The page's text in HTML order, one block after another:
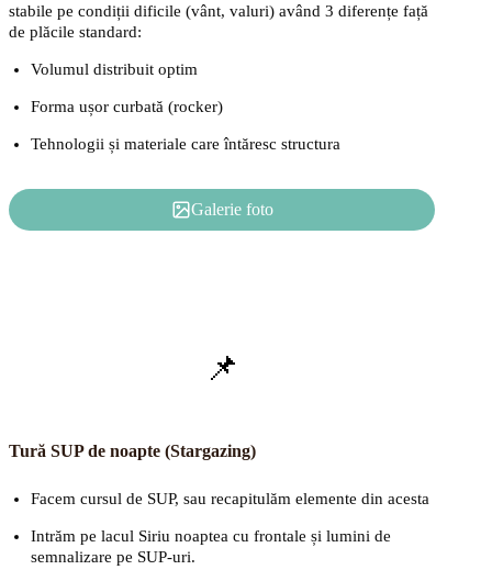
stabile pe condiții dificile (vânt, valuri) având 3 diferențe față
de plăcile standard:
Volumul distribuit optim
Forma ușor curbată (rocker)
Tehnologii și materiale care întăresc structura
Galerie foto
📌
Tură SUP de noapte (Stargazing)
Facem cursul de SUP, sau recapitulăm elemente din acesta
Intrăm pe lacul Siriu noaptea cu frontale și lumini de
semnalizare pe SUP-uri.